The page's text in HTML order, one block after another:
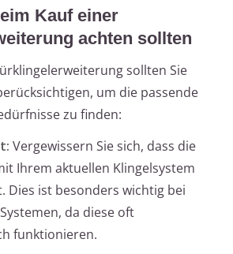
Kauf einer
achten sollten
sollten Sie
um die passende
zu finden:
Vergewissern Sie sich, dass die
Ihrem aktuellen Klingelsystem
Dies ist besonders wichtig bei
da diese oft
funktionieren.